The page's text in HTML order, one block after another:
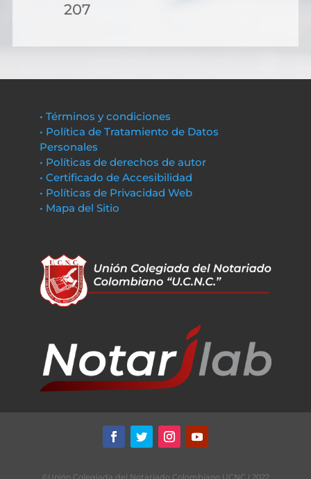
207
• Términos y condiciones
• Política de Tratamiento de Datos
Personales
• Políticas de derechos de autor
• Certificado de Accesibilidad
• Políticas de Privacidad Web
• Mapa del Sitio